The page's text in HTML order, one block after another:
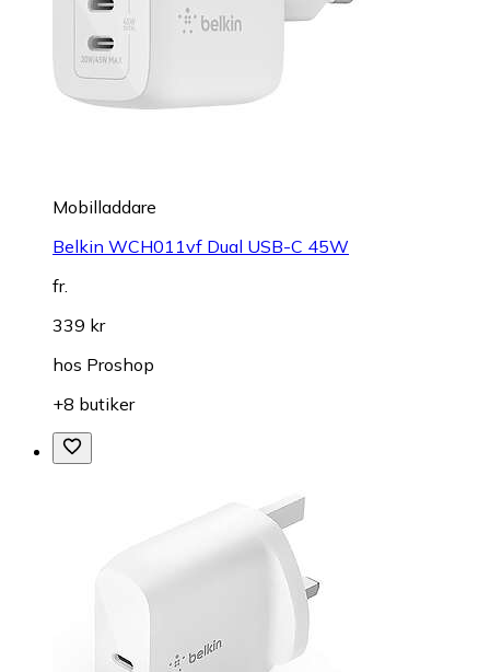
Mobilladdare
Belkin WCH011vf Dual USB-C 45W
fr.
339 kr
hos Proshop
+8 butiker